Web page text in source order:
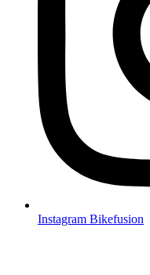
Instagram Bikefusion